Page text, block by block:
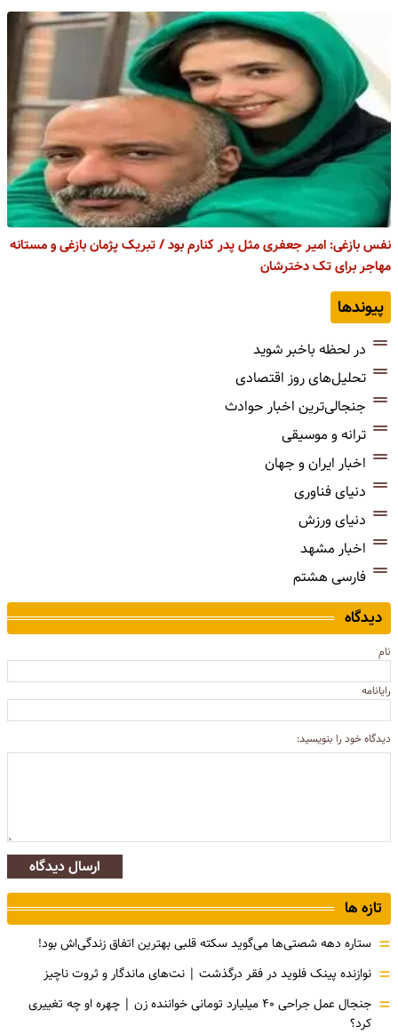
نفس بازغی: امیر جعفری مثل پدر کنارم بود / تبریک پژمان بازغی و مستانه
مهاجر برای تک دخترشان
پیوندها
در لحظه باخبر شوید
تحلیل‌های روز اقتصادی
جنجالی‌ترین اخبار حوادث
ترانه و موسیقی
اخبار ایران و جهان
دنیای فناوری
دنیای ورزش
اخبار مشهد
فارسی هشتم
دیدگاه
نام
رایانامه
دیدگاه خود را بنویسید:
ارسال دیدگاه
تازه ها
= ستاره دهه شصتی‌ها می‌گوید سکته قلبی بهترین اتفاق زندگی‌اش بود!
= نوازنده پینک فلوید در فقر درگذشت | نت‌های ماندگار و ثروت ناچیز
=
جنجال عمل جراحی ۴۰ میلیارد تومانی خواننده زن | چهره او چه تغییری
کرد؟